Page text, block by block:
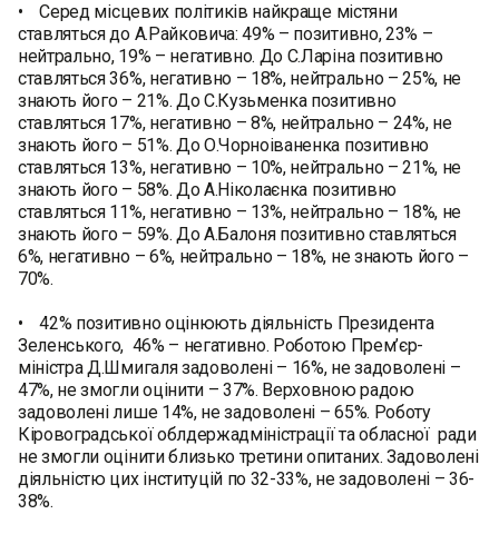
• Серед місцевих політиків найкраще містяни
ставляться до А.Райковича: 49% – позитивно, 23% –
нейтрально, 19% – негативно. До С.Ларіна позитивно
ставляться 36%, негативно – 18%, нейтрально – 25%, не
знають його – 21%. До С.Кузьменка позитивно
ставляться 17%, негативно – 8%, нейтрально – 24%, не
знають його – 51%. До О.Чорноіваненка позитивно
ставляться 13%, негативно – 10%, нейтрально – 21%, не
знають його – 58%. До А.Ніколаєнка позитивно
ставляться 11%, негативно – 13%, нейтрально – 18%, не
знають його – 59%. До А.Балоня позитивно ставляться
6%, негативно – 6%, нейтрально – 18%, не знають його –
70%.
• 42% позитивно оцінюють діяльність Президента
Зеленського, 46% – негативно. Роботою Прем’єр-
міністра Д.Шмигаля задоволені – 16%, не задоволені –
47%, не змогли оцінити – 37%. Верховною радою
задоволені лише 14%, не задоволені – 65%. Роботу
Кіровоградської облдержадміністрації та обласної ради
не змогли оцінити близько третини опитаних. Задоволені
діяльністю цих інституцій по 32-33%, не задоволені – 36-
38%.